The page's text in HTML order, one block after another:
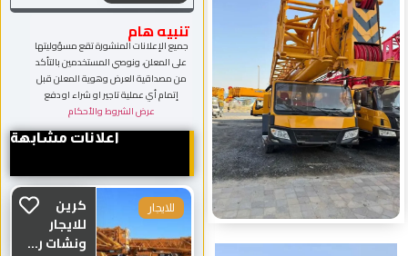
تنبيه هام
جميع الإعلانات المنشورة تقع مسؤوليتها
على المعلن، ونوصي المستخدمين بالتأكد
من مصداقية العرض وهوية المعلن قبل
إتمام أي عملية تاجير او شراء او دفع
عرض الشروط والأحكام
اعلانات مشابهة
كرين
للايجار
ونشات ر...
للايجار